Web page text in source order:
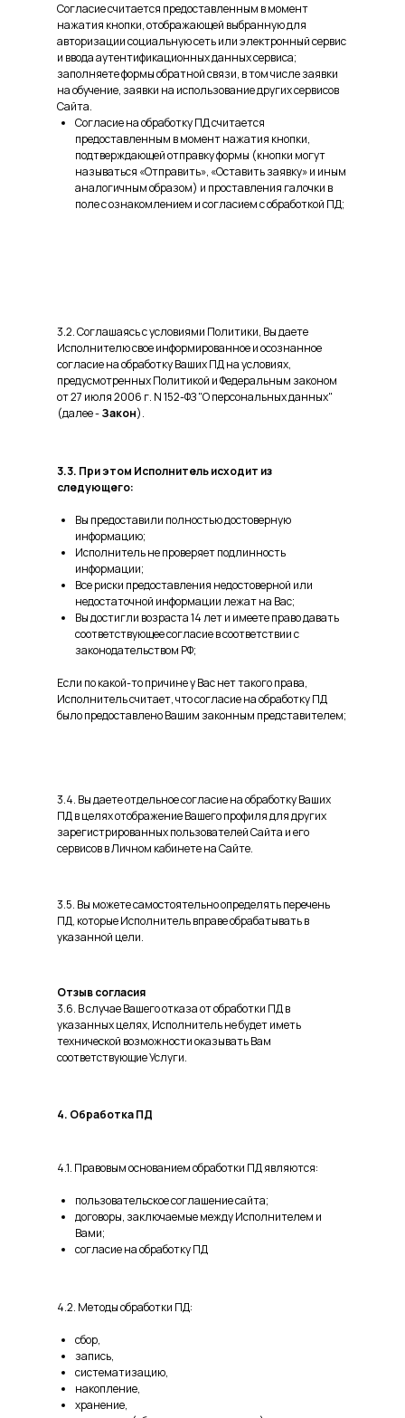
Согласие считается предоставленным в момент
нажатия кнопки, отображающей выбранную для
авторизации социальную сеть или электронный сервис
и ввода аутентификационных данных сервиса;
заполняете формы обратной связи, в том числе заявки
на обучение, заявки на использование других сервисов
Сайта.
Согласие на обработку ПД считается
предоставленным в момент нажатия кнопки,
подтверждающей отправку формы (кнопки могут
называться «Отправить», «Оставить заявку» и иным
аналогичным образом) и проставления галочки в
поле с ознакомлением и согласием с обработкой ПД;
3.2. Соглашаясь с условиями Политики, Вы даете
Исполнителю свое информированное и осознанное
согласие на обработку Ваших ПД на условиях,
предусмотренных Политикой и Федеральным законом
от 27 июля 2006 г. N 152-ФЗ "О персональных данных"
(далее -Закон).
3.3. При этом Исполнитель исходит из
следующего:
Вы предоставили полностью достоверную
информацию;
Исполнитель не проверяет подлинность
информации;
Все риски предоставления недостоверной или
недостаточной информации лежат на Вас;
Вы достигли возраста 14 лет и имеете право давать
соответствующее согласие в соответствии с
законодательством РФ;
Если по какой-то причине у Вас нет такого права,
Исполнитель считает, что согласие на обработку ПД
было предоставлено Вашим законным представителем;
3.4. Вы даете отдельное согласие на обработку Ваших
ПД в целях отображение Вашего профиля для других
зарегистрированных пользователей Сайта и его
сервисов в Личном кабинете на Сайте.
3.5. Вы можете самостоятельно определять перечень
ПД, которые Исполнитель вправе обрабатывать в
указанной цели.
Отзыв согласия
3.6. В случае Вашего отказа от обработки ПД в
указанных целях, Исполнитель не будет иметь
технической возможности оказывать Вам
соответствующие Услуги.
4. Обработка ПД
4.1. Правовым основанием обработки ПД являются:
пользовательское соглашение сайта;
договоры, заключаемые между Исполнителем и
Вами;
согласие на обработку ПД
4.2. Методы обработки ПД:
сбор,
запись,
систематизацию,
накопление,
хранение,